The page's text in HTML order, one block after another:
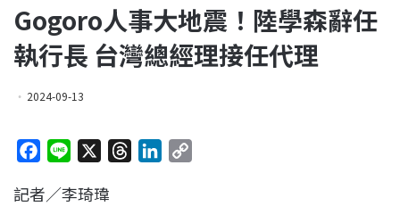
Gogoro人事大地震！陸學森辭任
執行長 台灣總經理接任代理
2024-09-13
c
n
記者／李琦瑋